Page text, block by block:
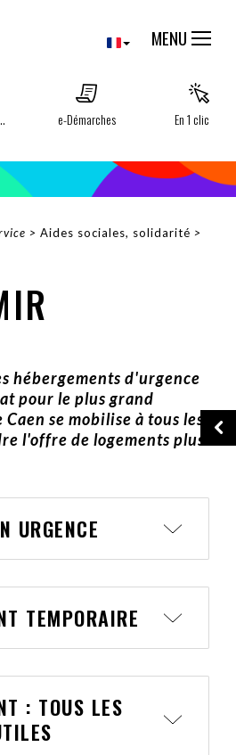
MENU
e-Démarches En 1 clic
Aides sociales, solidarité
hébergements d'urgence
pour le plus grand
se mobilise à tous les
l'offre de logements plus
URGENCE
TEMPORAIRE
: TOUS LES